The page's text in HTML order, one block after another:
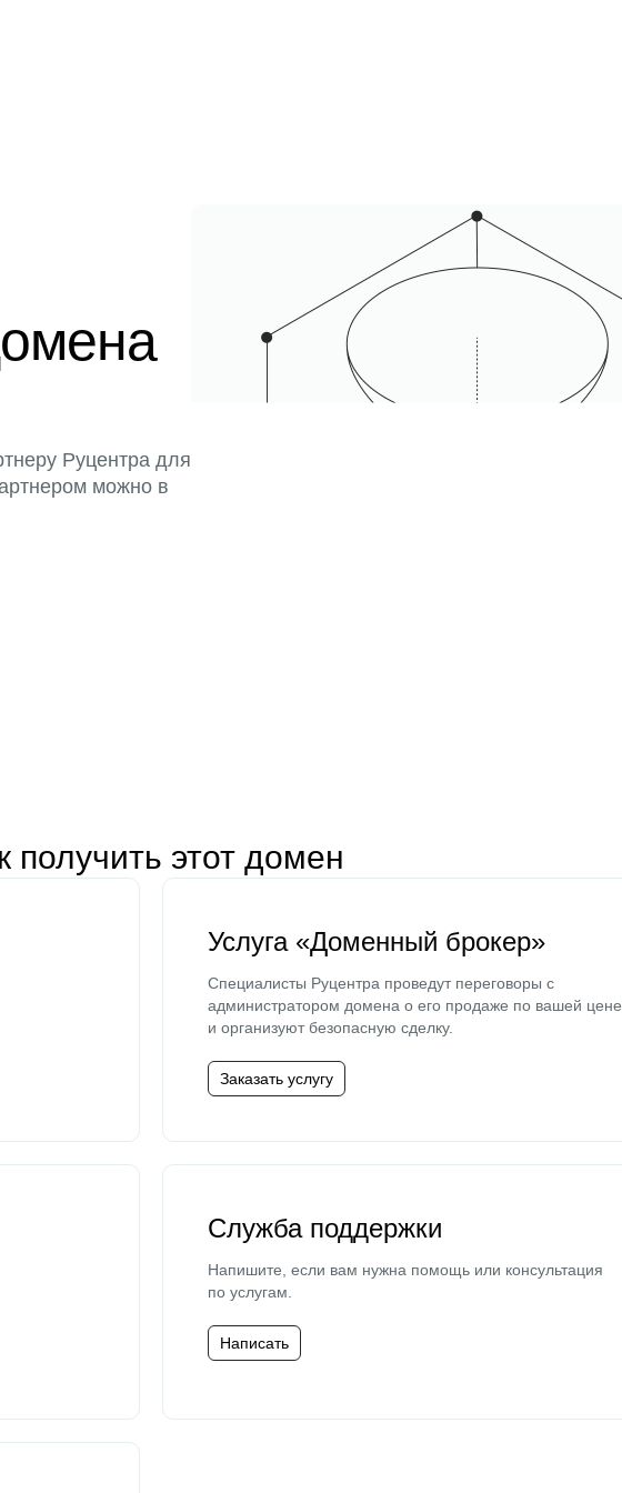
Руцентра для
можно в
получить этот домен
Услуга «Доменный брокер»
Специалисты Руцентра проведут переговоры с
администратором домена о его продаже по вашей цене
и организуют безопасную сделку.
Заказать услугу
Служба поддержки
Напишите, если вам нужна помощь или консультация
по услугам.
Написать